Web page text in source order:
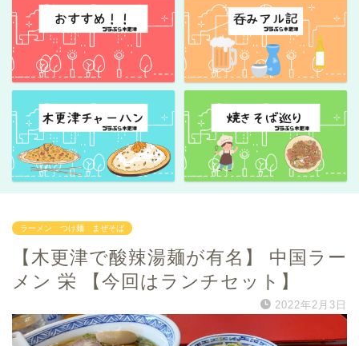
ラーメン つけ麺 まぜそば
【木更津で酸辣湯麺が有名】 中国ラー
メン 栄 【今回はランチセット】
2022年2月3日